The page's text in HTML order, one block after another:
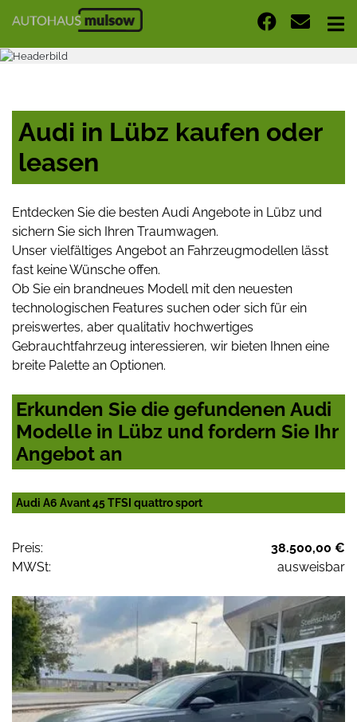
Audi in Lübz kaufen oder
leasen
Entdecken Sie die besten Audi Angebote in Lübz und
sichern Sie sich Ihren Traumwagen.
Unser vielfältiges Angebot an Fahrzeugmodellen lässt
fast keine Wünsche offen.
Ob Sie ein brandneues Modell mit den neuesten
technologischen Features suchen oder sich für ein
preiswertes, aber qualitativ hochwertiges
Gebrauchtfahrzeug interessieren, wir bieten Ihnen eine
breite Palette an Optionen.
Erkunden Sie die gefundenen Audi
Modelle in Lübz und fordern Sie Ihr
Angebot an
Audi A6 Avant 45 TFSI quattro sport
Preis:
38.500,00 €
MWSt:
ausweisbar